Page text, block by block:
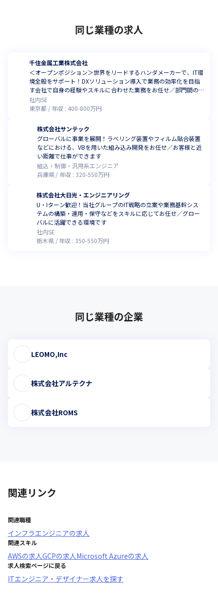
同じ業種の求人
千住金属工業株式会社
＜オープンポジション＞世界をリードするハンダメーカーで、IT環
境全般をサポート！DXソリューション導入で業務の効率化を目指
す会社で自身の経験やスキルに合わせた業務をお任せ／部門間の
連携が強く、風通しのよい職場環境
社内SE
東京都
年収 : 400-800万円
株式会社サンテック
グローバルに事業を展開！ラベリング装置やフィルム貼合装置
などにおける、VBを用いた組み込み開発をお任せ／お客様と近
い距離で仕事ができます
組込・制御・汎用系エンジニア
兵庫県
年収 : 320-550万円
株式会社大日光・エンジニアリング
U・Iターン歓迎！当社グループのIT戦略の立案や業務基幹シス
テムの構築・運用・保守などをスキルに応じてお任せ／グロー
バルに活躍できる環境です
社内SE
栃木県
年収 : 350-550万円
同じ業種の企業
LEOMO,Inc
株式会社アルテクナ
株式会社ROMS
関連リンク
関連職種
インフラエンジニアの求人
関連スキル
AWSの求人GCPの求人Microsoft Azureの求人
求人検索ページに戻る
ITエンジニア・デザイナー求人を探す